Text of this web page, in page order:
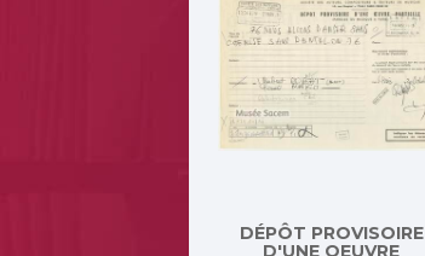
DÉPÔT PROVISOIRE
D'UNE OEUVRE